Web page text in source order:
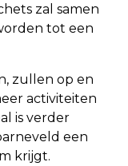
zal samen
tot een
zullen op en
activiteiten
is verder
een
krijgt.